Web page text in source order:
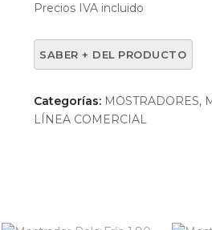
Precios IVA incluido
Categorías: MOSTRADORES,
LÍNEA COMERCIAL